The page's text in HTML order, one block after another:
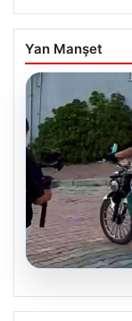
Yan Manşet
06.08.2026